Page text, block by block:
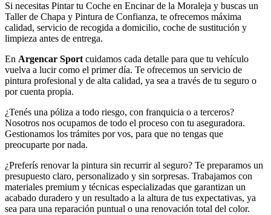
Si necesitas Pintar tu Coche en Encinar de la Moraleja y buscas un
Taller de Chapa y Pintura de Confianza, te ofrecemos máxima
calidad, servicio de recogida a domicilio, coche de sustitución y
limpieza antes de entrega.
En Argencar Sport cuidamos cada detalle para que tu vehículo
vuelva a lucir como el primer día. Te ofrecemos un servicio de
pintura profesional y de alta calidad, ya sea a través de tu seguro o
por cuenta propia.
¿Tenés una póliza a todo riesgo, con franquicia o a terceros?
Nosotros nos ocupamos de todo el proceso con tu aseguradora.
Gestionamos los trámites por vos, para que no tengas que
preocuparte por nada.
¿Preferís renovar la pintura sin recurrir al seguro? Te preparamos un
presupuesto claro, personalizado y sin sorpresas. Trabajamos con
materiales premium y técnicas especializadas que garantizan un
acabado duradero y un resultado a la altura de tus expectativas, ya
sea para una reparación puntual o una renovación total del color.